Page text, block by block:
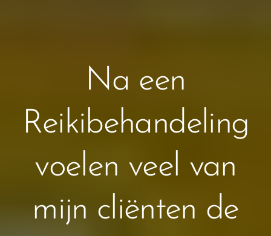
Na een
Reikibehandeling
voelen veel van
mijn cliënten de